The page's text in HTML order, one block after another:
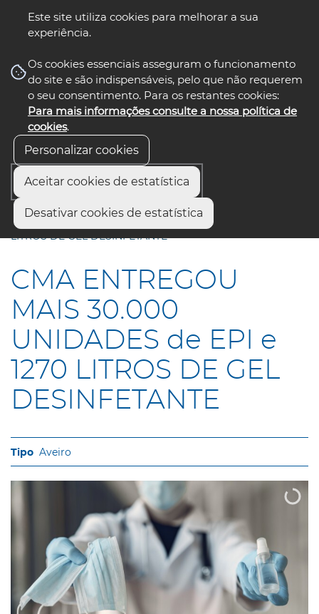
Este site utiliza cookies para melhorar a sua
experiência.
Os cookies essenciais asseguram o funcionamento
do site e são indispensáveis, pelo que não requerem
o seu consentimento. Para os restantes cookies:
Para mais informações consulte a nossa política de
cookies.
Personalizar cookies
Aceitar cookies de estatística
Desativar cookies de estatística
nos select language
Início
CMA ENTREGOU MAIS 30.000 UNIDADES de EPI e 1270
LITROS DE GEL DESINFETANTE
CMA ENTREGOU
MAIS 30.000
UNIDADES de EPI e
1270 LITROS DE GEL
DESINFETANTE
Aveiro